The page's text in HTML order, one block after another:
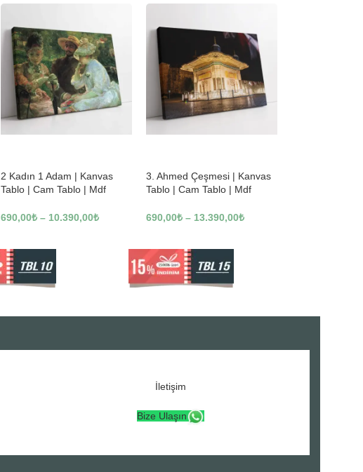
2 Kadın 1 Adam | Kanvas
Tablo | Cam Tablo | Mdf
690,00₺ – 10.390,00₺
3. Ahmed Çeşmesi | Kanvas
Tablo | Cam Tablo | Mdf
690,00₺ – 13.390,00₺
İletişim
Bize Ulaşın